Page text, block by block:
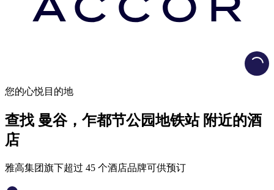
您的心悦目的地
查找 曼谷，乍都节公园地铁站 附近的酒
店
雅高集团旗下超过 45 个酒店品牌可供预订